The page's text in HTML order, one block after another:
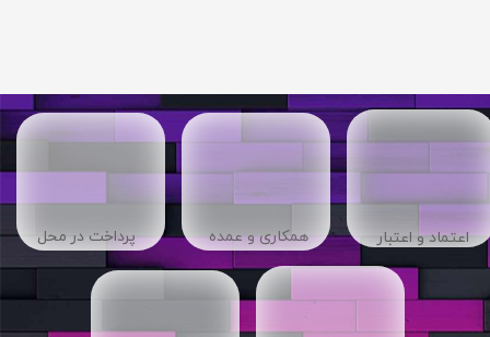
اعتماد و اعتبار پرداخت در محل ​​همکاری و عمده